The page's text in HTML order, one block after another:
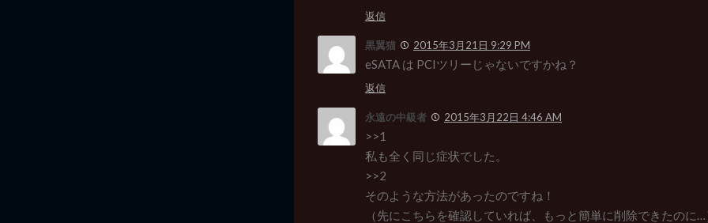
返信
黒翼猫 2015年3月21日 9:29 PM
eSATA は PCIツリーじゃないですかね？
返信
永遠の中級者 2015年3月22日 4:46 AM
>>1
私も全く同じ症状でした。
>>2
そのような方法があったのですね！
（先にこちらを確認していれば、もっと簡単に削除できたのに